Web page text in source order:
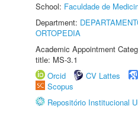
School: Faculdade de
Department:
ORTOPEDIA
Academic Appointment
title: MS-3.1
Orcid
CV Lattes
Scopus
Repositório Institucional